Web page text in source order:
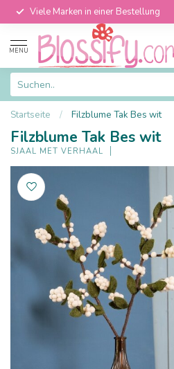
Viele Marken in einer Bestellung
MENU
Startseite / Filzblume Tak Bes wit
Filzblume Tak Bes wit
SJAAL MET VERHAAL